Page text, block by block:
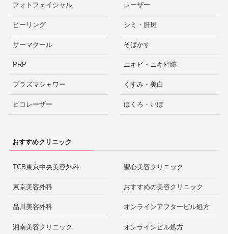
フォトフェイシャル
ピーリング
サーマクール
PRP
プラズマシャワー
ピコレーザー
レーザー
シミ・肝斑
そばかす
ニキビ・ニキビ跡
くすみ・美白
ほくろ・いぼ
おすすめクリニック
TCB東京中央美容外科
東京美容外科
品川美容外科
湘南美容クリニック
聖心美容クリニック
おすすめの美容クリニック
オンラインアフターピル処方
オンラインピル処方